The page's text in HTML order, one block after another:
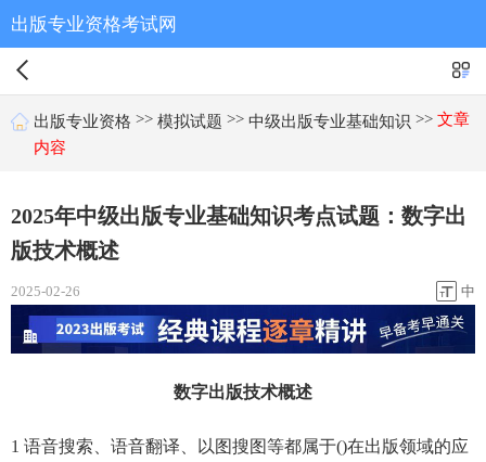
出版专业资格考试网
出版专业资格 >>模拟试题 >>中级出版专业基础知识 >>文章
内容
2025年中级出版专业基础知识考点试题：数字出
版技术概述
2025-02-26 中
数字出版技术概述
1 语音搜索、语音翻译、以图搜图等都属于()在出版领域的应